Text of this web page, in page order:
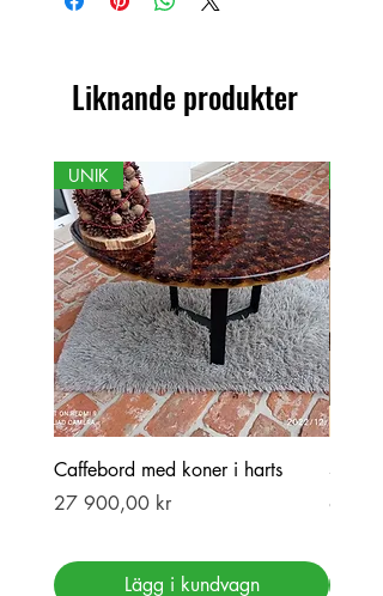
färgskiftningar. Därför kan skillnader
Liknande produkter
UNIK
Caffebord med koner i harts
Pris
27 900,00 kr
Lägg i kundvagn
Stor
Pris
69